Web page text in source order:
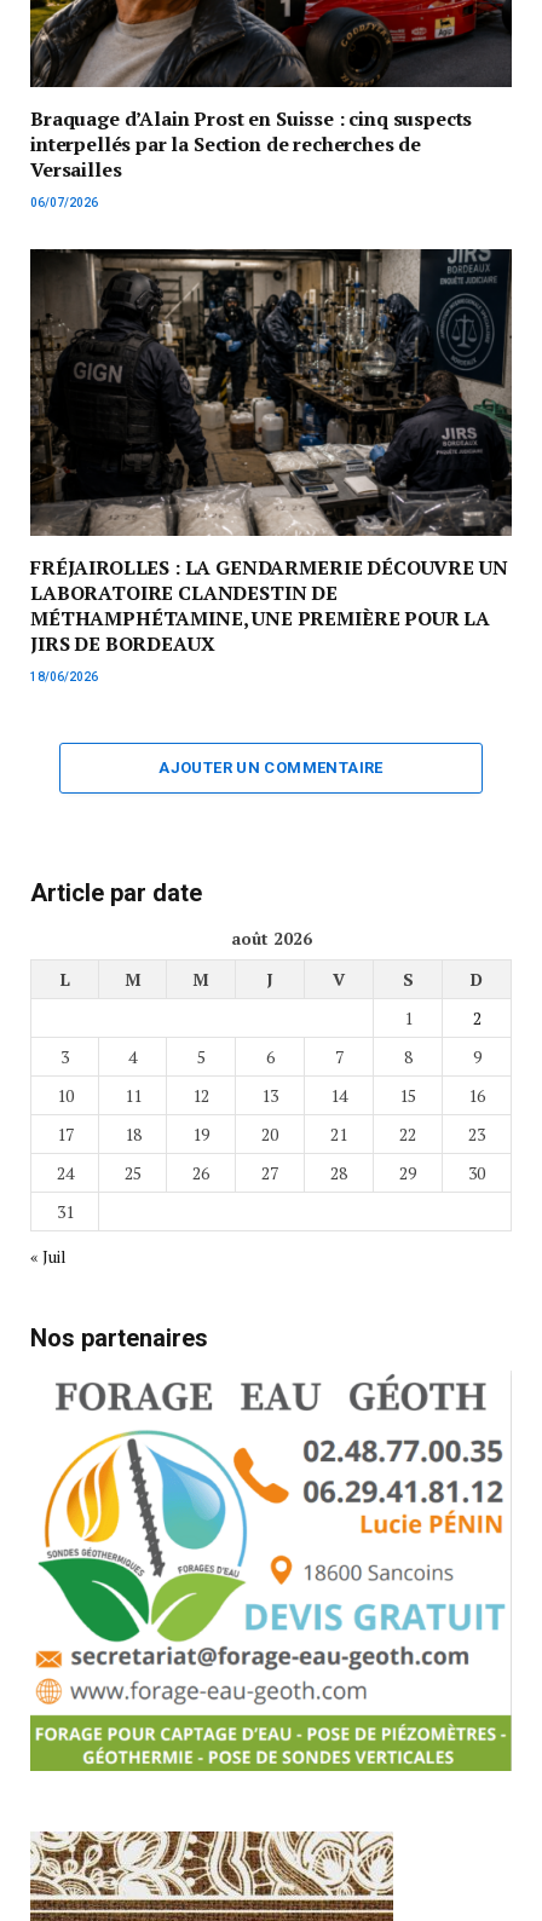
Braquage d’Alain Prost en Suisse : cinq suspects
interpellés par la Section de recherches de
Versailles
06/07/2026
FRÉJAIROLLES : LA GENDARMERIE DÉCOUVRE UN
LABORATOIRE CLANDESTIN DE
MÉTHAMPHÉTAMINE, UNE PREMIÈRE POUR LA
JIRS DE BORDEAUX
18/06/2026
AJOUTER UN COMMENTAIRE
Article par date
août 2026
L
M M J V S
D
1
2
3
4 5 6 7 8
9
10
11 12 13 14 15
16
17
18 19 20 21 22
23
24
25 26 27 28 29
30
31
« Juil
Nos partenaires